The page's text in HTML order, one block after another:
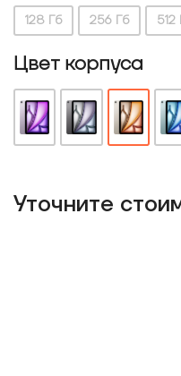
128 Гб 256 Гб 512
Цвет корпуса
Уточнитe